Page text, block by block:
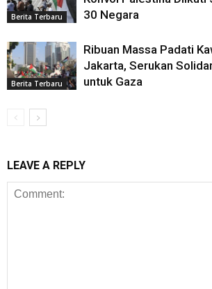
Berita Terbaru
30 Negara
Berita Terbaru
Ribuan Massa Padati
Jakarta, Serukan
untuk Gaza
LEAVE A REPLY